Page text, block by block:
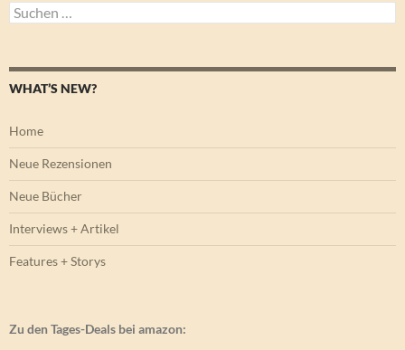
Suchen
nach:
WHAT’S NEW?
Home
Neue Rezensionen
Neue Bücher
Interviews + Artikel
Features + Storys
Zu den Tages-Deals bei amazon: